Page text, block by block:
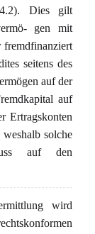
Dies gilt
gen mit
fremdfinanziert
seitens des
auf der
auf
Ertragskonten
solche
auf den
wird